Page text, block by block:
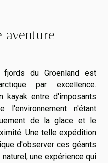
aventure
du Groenland est
par excellence.
kayak entre d'imposants
l'environnement n'étant
de la glace et le
Une telle expédition
d'observer ces géants
une expérience qui